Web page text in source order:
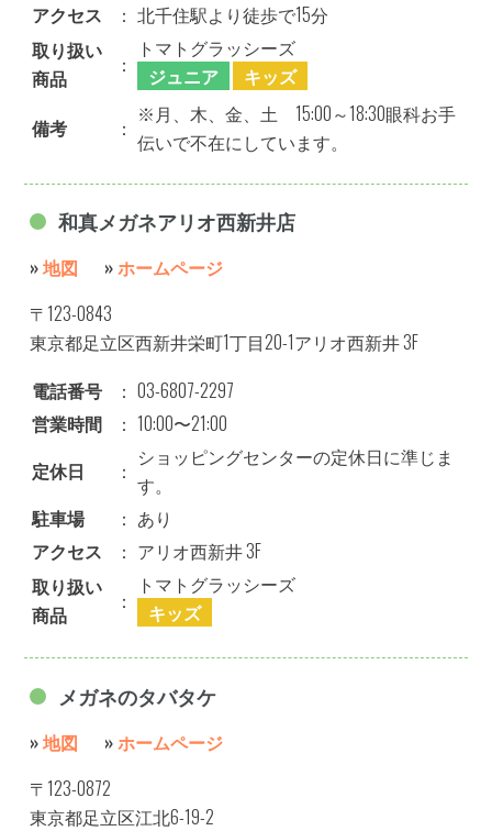
アクセス
： 北千住駅より徒歩で15分
取り扱い
商品
：
トマトグラッシーズ
ジュニア
キッズ
備考
：
※月、木、金、土 15:00～18:30眼科お手
伝いで不在にしています。
和真メガネアリオ西新井店
»地図 »ホームページ
〒123-0843
東京都足立区西新井栄町1丁目20-1アリオ西新井 3F
電話番号
： 03-6807-2297
営業時間
： 10:00〜21:00
定休日
：
ショッピングセンターの定休日に準じま
す。
駐車場
： あり
アクセス
： アリオ西新井 3F
取り扱い
商品
：
トマトグラッシーズ
キッズ
メガネのタバタケ
»地図 »ホームページ
〒123-0872
東京都足立区江北6-19-2